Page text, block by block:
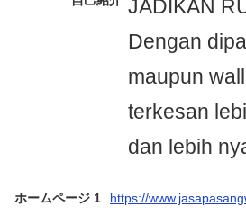
JADIKAN
Dengan
maupun
terkesan
dan lebih
ホームページ 1
https://